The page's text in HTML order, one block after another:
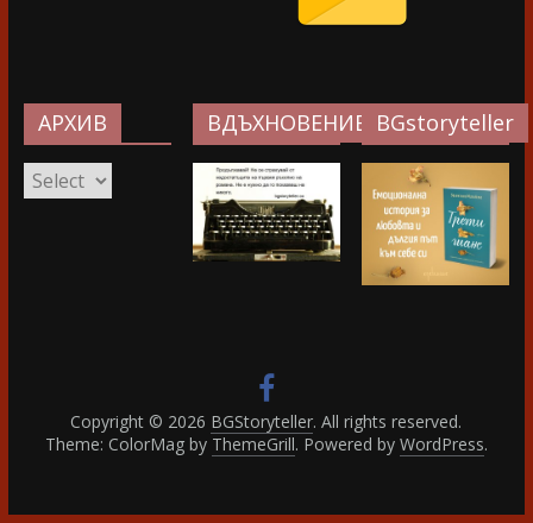
АРХИВ
АРХИВ
ВДЪХНОВЕНИЕ…BGstoryteller
Copyright © 2026 BGStoryteller. All rights reserved.
Theme: ColorMag by ThemeGrill. Powered by WordPress.